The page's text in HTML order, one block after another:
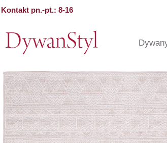
Kontakt pn.-pt.: 8-16